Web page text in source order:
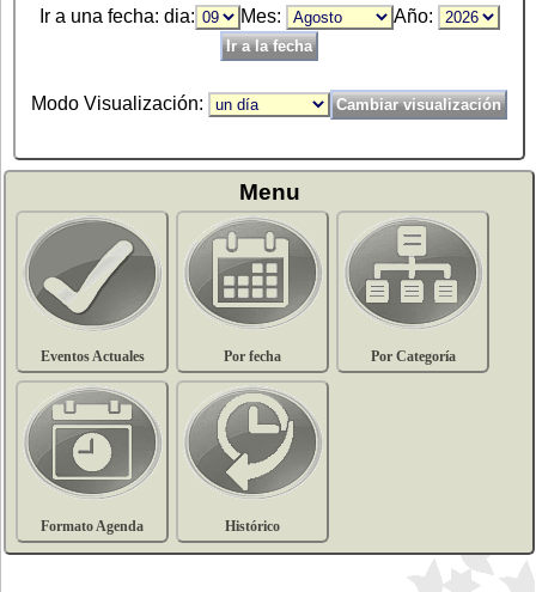
Ir a una fecha: dia: Mes: Año:
Modo Visualización:
Menu
Eventos Actuales Por fecha Por Categoría
Formato Agenda Histórico